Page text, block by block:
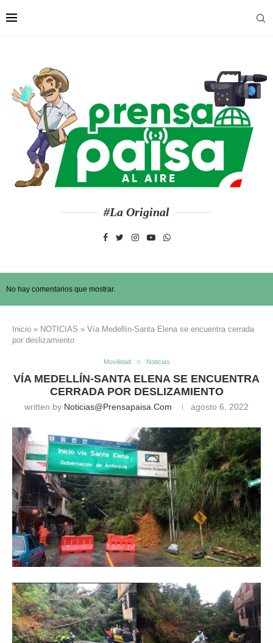
#La Original
No hay comentarios que mostrar.
Inicio » NOTICIAS » Vía Medellín-Santa Elena se encuentra cerrada
por deslizamiento
Movilidad Noticias
VÍA MEDELLÍN-SANTA ELENA SE ENCUENTRA
CERRADA POR DESLIZAMIENTO
written by Noticias@prensapaisa.com agosto 6, 2022